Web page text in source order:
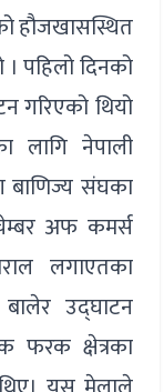
हौजखासस्थित
पहिलो दिनको
गरिएको थियो
लागि नेपाली
बाणिज्य संघका
अफ कमर्स
लगाएतका
उद्घाटन
फरक क्षेत्रका